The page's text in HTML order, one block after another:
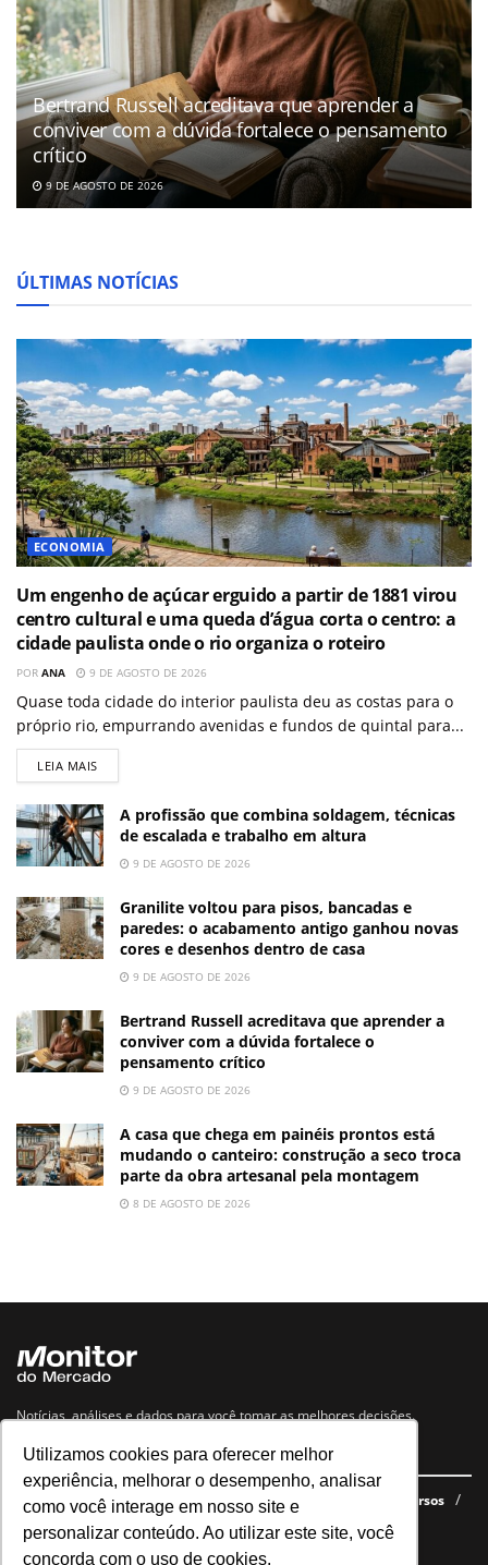
Utilizamos cookies para oferecer melhor
experiência, melhorar o desempenho, analisar
como você interage em nosso site e
personalizar conteúdo. Ao utilizar este site, você
concorda com o uso de cookies.
Bertrand Russell acreditava que aprender a
conviver com a dúvida fortalece o pensamento
crítico
9 DE AGOSTO DE 2026
ÚLTIMAS NOTÍCIAS
ECONOMIA
Um engenho de açúcar erguido a partir de 1881 virou
centro cultural e uma queda d’água corta o centro: a
cidade paulista onde o rio organiza o roteiro
POR ANA 9 DE AGOSTO DE 2026
Quase toda cidade do interior paulista deu as costas para o
próprio rio, empurrando avenidas e fundos de quintal para...
LEIA MAIS
A profissão que combina soldagem, técnicas
de escalada e trabalho em altura
9 DE AGOSTO DE 2026
Granilite voltou para pisos, bancadas e
paredes: o acabamento antigo ganhou novas
cores e desenhos dentro de casa
9 DE AGOSTO DE 2026
Bertrand Russell acreditava que aprender a
conviver com a dúvida fortalece o
pensamento crítico
9 DE AGOSTO DE 2026
A casa que chega em painéis prontos está
mudando o canteiro: construção a seco troca
parte da obra artesanal pela montagem
8 DE AGOSTO DE 2026
Notícias, análises e dados para você tomar as melhores decisões.
Navegue no site
Últimas notícias Quem somos E-books gratuitos
Cursos
Política de privacidade